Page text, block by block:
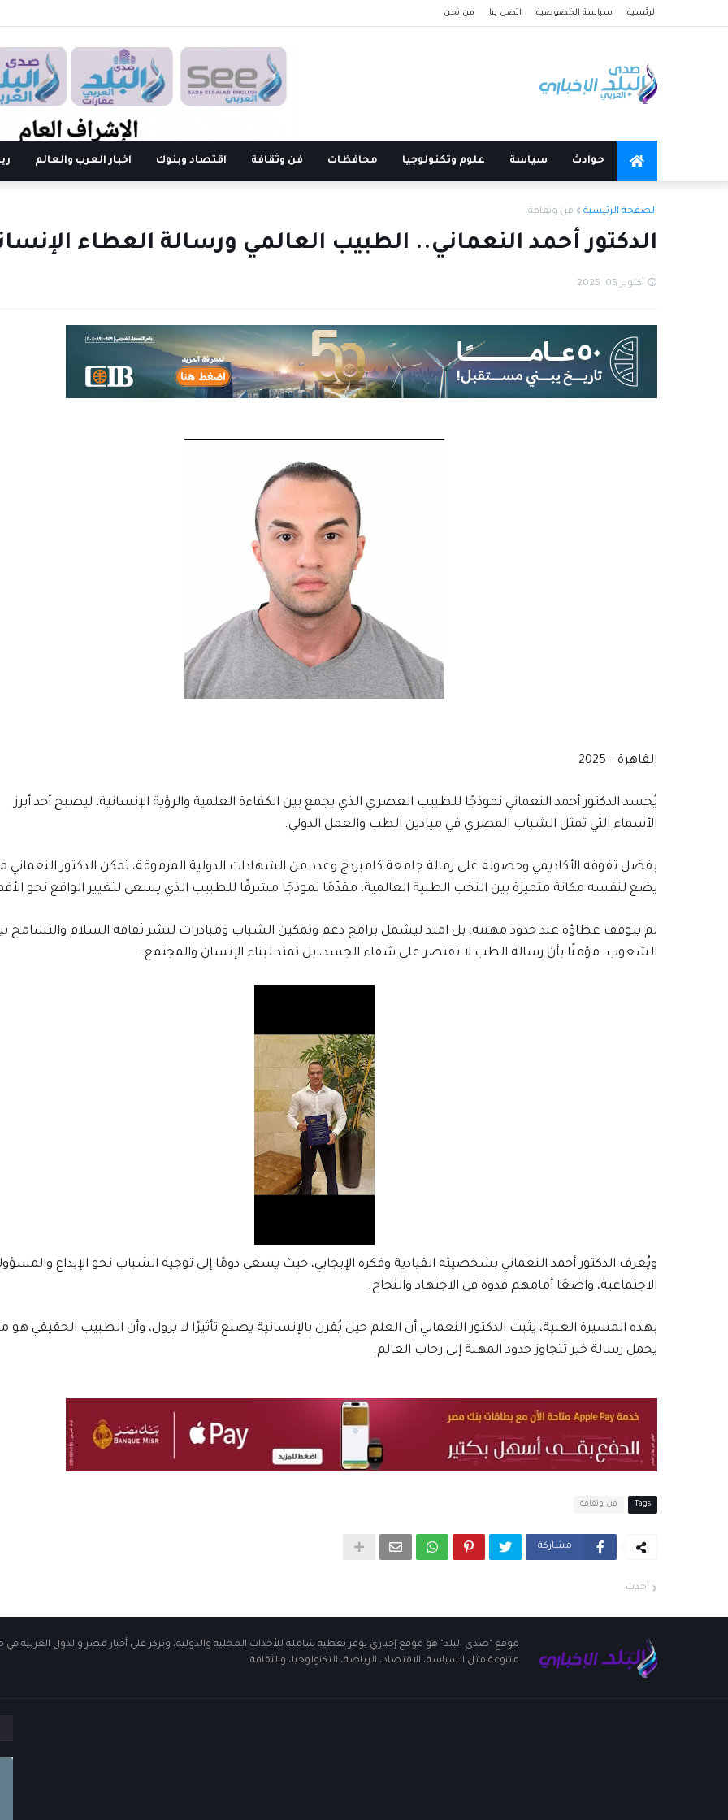
الرئسية سياسة الخصوصية اتصل بنا من نحن
حوادث سياسة علوم وتكنولوجيا محافظات فن وثقافة اقتصاد وبنوك اخبار العرب والعالم
الصفحة الرئيسية فن وثقافة
الدكتور أحمد النعماني.. الطبيب العالمي ورسالة العطاء
أكتوبر 05, 2025
القاهرة – 2025
يُجسد الدكتور أحمد النعماني نموذجًا للطبيب العصري الذي يجمع بين الكفاءة العلمية والرؤية الإنسانية، ليصبح أحد أبرز
الأسماء التي تمثل الشباب المصري في ميادين الطب والعمل الدولي.
بفضل تفوقه الأكاديمي وحصوله على زمالة جامعة كامبردج وعدد من الشهادات الدولية المرموقة، تمكن الدكتور النعماني
يضع لنفسه مكانة متميزة بين النخب الطبية العالمية، مقدّمًا نموذجًا مشرفًا للطبيب الذي يسعى لتغيير الواقع نحو
لم يتوقف عطاؤه عند حدود مهنته، بل امتد ليشمل برامج دعم وتمكين الشباب ومبادرات لنشر ثقافة السلام والتسامح
الشعوب، مؤمنًا بأن رسالة الطب لا تقتصر على شفاء الجسد، بل تمتد لبناء الإنسان والمجتمع.
ويُعرف الدكتور أحمد النعماني بشخصيته القيادية وفكره الإيجابي، حيث يسعى دومًا إلى توجيه الشباب نحو الإبداع
الاجتماعية، واضعًا أمامهم قدوة في الاجتهاد والنجاح.
بهذه المسيرة الغنية، يثبت الدكتور النعماني أن العلم حين يُقرن بالإنسانية يصنع تأثيرًا لا يزول، وأن الطبيب الحقيقي هو
يحمل رسالة خير تتجاوز حدود المهنة إلى رحاب العالم.
Tags فن وثقافة
مشاركة
أحدث
موقع "صدى البلد" هو موقع إخباري يوفر تغطية شاملة للأحداث المحلية والدولية، ويركز على أخبار مصر والدول العربية في
متنوعة مثل السياسة، الاقتصاد، الرياضة، التكنولوجيا، والثقافة.